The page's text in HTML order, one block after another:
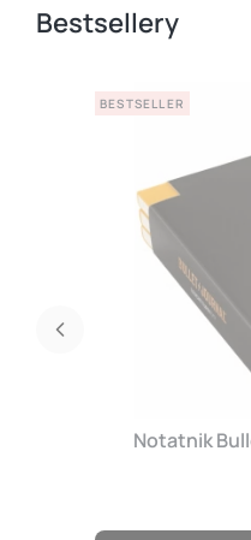
Bestsellery
BESTSELLER
Notatnik